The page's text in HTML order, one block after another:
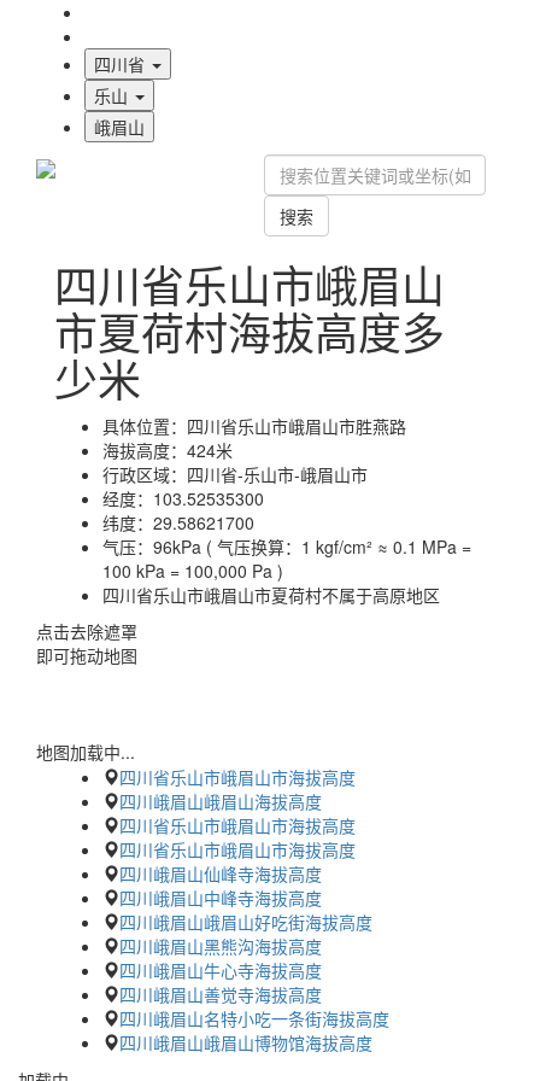
四川省
乐山
峨眉山
搜索
四川省乐山市峨眉山
市夏荷村海拔高度多
少米
具体位置： 四川省乐山市峨眉山市胜燕路
海拔高度： 424米
行政区域： 四川省-乐山市-峨眉山市
经度： 103.52535300
纬度： 29.58621700
气压： 96kPa ( 气压换算：1 kgf/cm² ≈ 0.1 MPa =
100 kPa = 100,000 Pa )
四川省乐山市峨眉山市夏荷村不属于高原地区
点击去除遮罩
即可拖动地图
地图加载中...
四川省乐山市峨眉山市海拔高度
四川峨眉山峨眉山海拔高度
四川省乐山市峨眉山市海拔高度
四川省乐山市峨眉山市海拔高度
四川峨眉山仙峰寺海拔高度
四川峨眉山中峰寺海拔高度
四川峨眉山峨眉山好吃街海拔高度
四川峨眉山黑熊沟海拔高度
四川峨眉山牛心寺海拔高度
四川峨眉山善觉寺海拔高度
四川峨眉山名特小吃一条街海拔高度
四川峨眉山峨眉山博物馆海拔高度